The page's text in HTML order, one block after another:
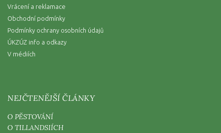
Vrácení a reklamace
Obchodní podmínky
Podmínky ochrany osobních údajů
ÚKZÚZ info a odkazy
V médiích
NEJČTENĚJŠÍ ČLÁNKY
O PĚSTOVÁNÍ
O TILLANDSIÍCH